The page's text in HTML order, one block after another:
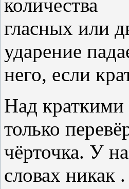
количества
гласных или
ударение
него, если
Над краткими
только
чёрточка. У
словах никак